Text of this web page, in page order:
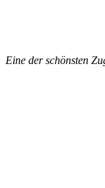
Eine der schönsten